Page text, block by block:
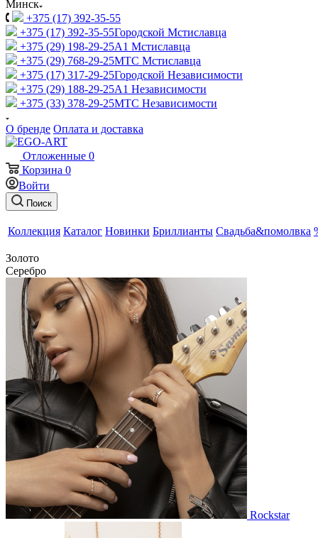
Минск
+375 (17) 392-35-55
+375 (17) 392-35-55Городской Мстиславца
+375 (29) 198-29-25A1 Мстиславца
+375 (29) 768-29-25МТС Мстиславца
+375 (17) 317-29-25Городской Независимости
+375 (29) 188-29-25A1 Независимости
+375 (33) 378-29-25МТС Независимости
О бренде Оплата и доставка
Отложенные 0
Корзина 0
Войти
Поиск
Коллекция Каталог Новинки Бриллианты Свадьба&помолвка
Золото
Серебро
Rockstar